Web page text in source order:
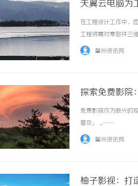
天翼云电脑为
在工程设计工作中，
工程师需对零部件三
效果，优化外观设计
肇州资讯网
探索免费影院
免费影院作为新兴的
普及。 ...……
肇州资讯网
柚子影视：打